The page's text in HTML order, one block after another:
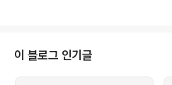
못한 신체적 변화가 생긴다. 흰 머리가 늘고,
야 찾아간 산부인과에서는 조기 폐경이라는
이 블로그 인기글